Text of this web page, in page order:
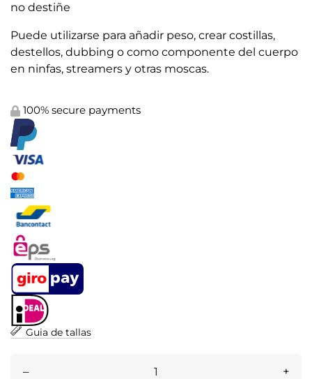
no destiñe
Puede utilizarse para añadir peso, crear costillas,
destellos, dubbing o como componente del cuerpo
en ninfas, streamers y otras moscas.
100% secure payments
Guia de tallas
– +